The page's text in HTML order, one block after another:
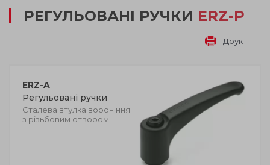
РЕГУЛЬОВАНІ РУЧКИ ERZ-P
Друк
ERZ-A
Регульовані ручки
Сталева втулка вороніння
з різьбовим отвором